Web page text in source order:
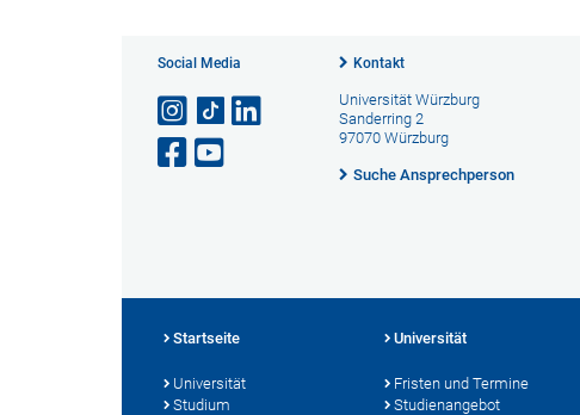
Social Media Kontakt
Universität Würzburg
Sanderring 2
97070 Würzburg
Suche Ansprechperson
Startseite
Universität
Studium
Universität
Fristen und Termine
Studienangebot